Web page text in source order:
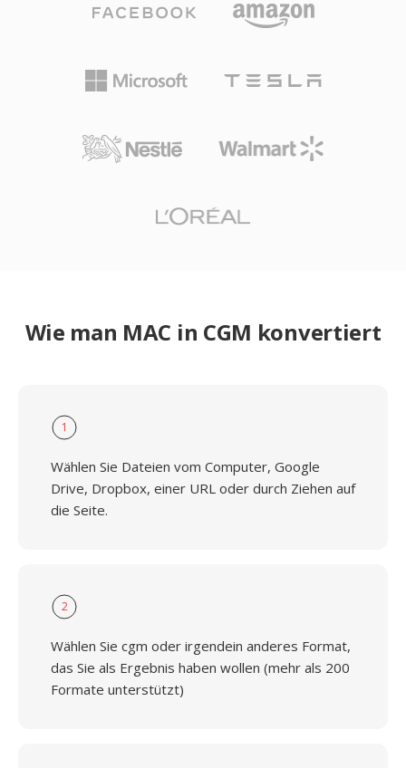
Wie man MAC in CGM konvertiert
1
Wählen Sie Dateien vom Computer, Google
Drive, Dropbox, einer URL oder durch Ziehen auf
die Seite.
2
Wählen Sie cgm oder irgendein anderes Format,
das Sie als Ergebnis haben wollen (mehr als 200
Formate unterstützt)